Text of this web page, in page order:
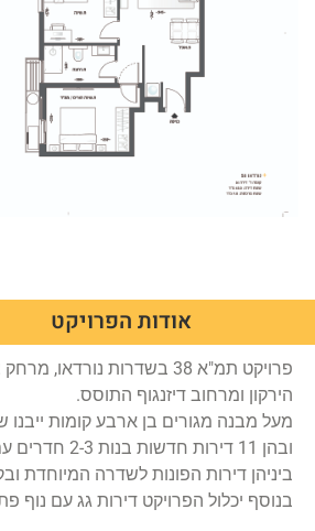
אודות הפרויקט
פרויקט תמ"א 38 בשדרות
הירקון ומרחוב דיזנגוף התוסס.
מעל מבנה מגורים בן ארבע קומות
ובהן 11 דירות
ביניהן דירות הפונות לשדרה המיוחדת
בנוסף יכלול הפרויקט דירות גג עם נוף